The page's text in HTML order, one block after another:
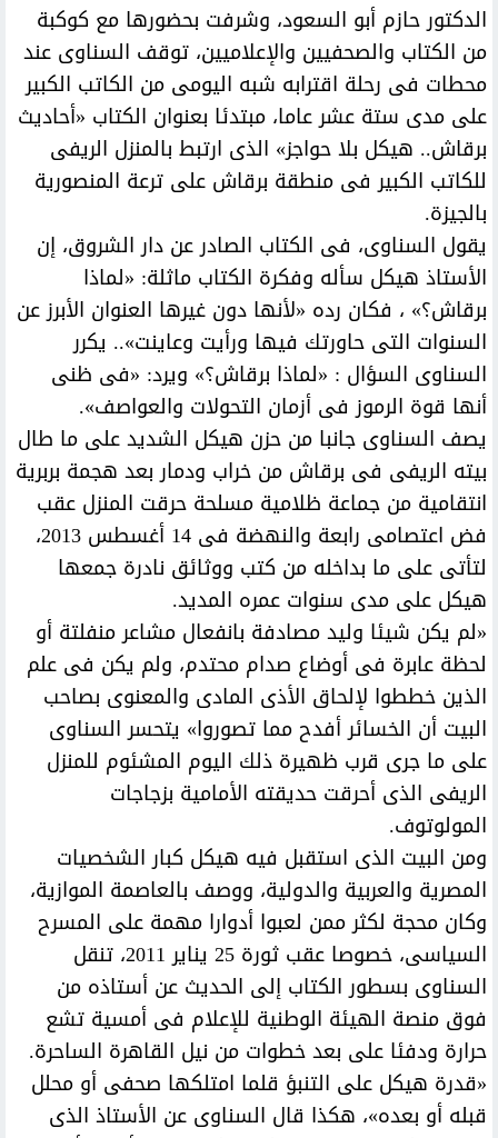
الدكتور حازم أبو السعود، وشرفت بحضورها مع كوكبة
من الكتاب والصحفيين والإعلاميين، توقف السناوى عند
محطات فى رحلة اقترابه شبه اليومى من الكاتب الكبير
على مدى ستة عشر عاما، مبتدئا بعنوان الكتاب «أحاديث
برقاش.. هيكل بلا حواجز» الذى ارتبط بالمنزل الريفى
للكاتب الكبير فى منطقة برقاش على ترعة المنصورية
بالجيزة.
يقول السناوى، فى الكتاب الصادر عن دار الشروق، إن
الأستاذ هيكل سأله وفكرة الكتاب ماثلة: «لماذا
برقاش؟» ، فكان رده «لأنها دون غيرها العنوان الأبرز عن
السنوات التى حاورتك فيها ورأيت وعاينت».. يكرر
السناوى السؤال : «لماذا برقاش؟» ويرد: «فى ظنى
أنها قوة الرموز فى أزمان التحولات والعواصف».
يصف السناوى جانبا من حزن هيكل الشديد على ما طال
بيته الريفى فى برقاش من خراب ودمار بعد هجمة بربرية
انتقامية من جماعة ظلامية مسلحة حرقت المنزل عقب
فض اعتصامى رابعة والنهضة فى 14 أغسطس 2013،
لتأتى على ما بداخله من كتب ووثائق نادرة جمعها
هيكل على مدى سنوات عمره المديد.
«لم يكن شيئا وليد مصادفة بانفعال مشاعر منفلتة أو
لحظة عابرة فى أوضاع صدام محتدم، ولم يكن فى علم
الذين خططوا لإلحاق الأذى المادى والمعنوى بصاحب
البيت أن الخسائر أفدح مما تصوروا» يتحسر السناوى
على ما جرى قرب ظهيرة ذلك اليوم المشئوم للمنزل
الريفى الذى أحرقت حديقته الأمامية بزجاجات
المولوتوف.
ومن البيت الذى استقبل فيه هيكل كبار الشخصيات
المصرية والعربية والدولية، ووصف بالعاصمة الموازية،
وكان محجة لكثر ممن لعبوا أدوارا مهمة على المسرح
السياسى، خصوصا عقب ثورة 25 يناير 2011، تنقل
السناوى بسطور الكتاب إلى الحديث عن أستاذه من
فوق منصة الهيئة الوطنية للإعلام فى أمسية تشع
حرارة ودفئا على بعد خطوات من نيل القاهرة الساحرة.
«قدرة هيكل على التنبؤ قلما امتلكها صحفى أو محلل
قبله أو بعده»، هكذا قال السناوى عن الأستاذ الذى